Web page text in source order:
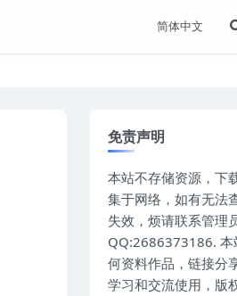
免责声明
本站不存储资源，下
集于网络，如有无法
失效，烦请联系管理
QQ:2686373186. 本
何资料作品，链接分
学习和交流使用，版